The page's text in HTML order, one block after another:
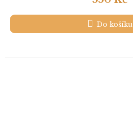
Do košíku